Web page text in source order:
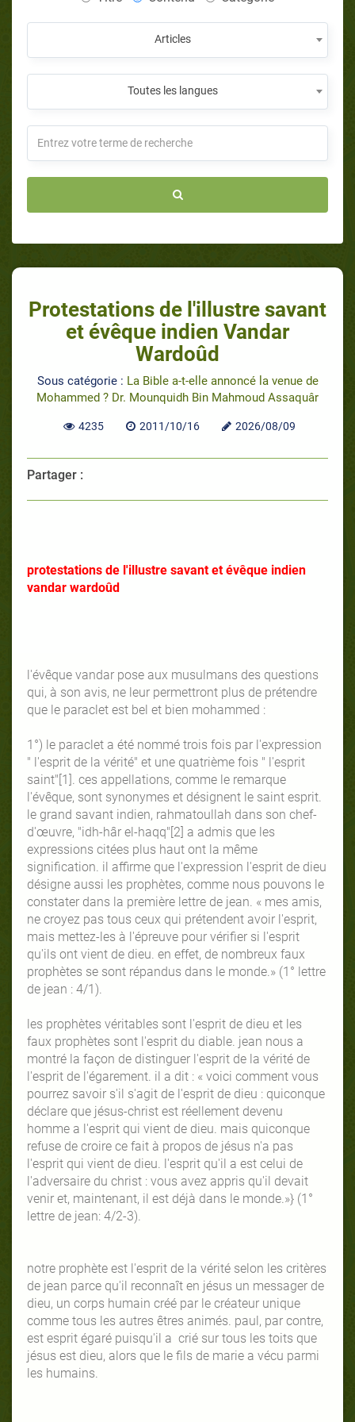
Articles
Toutes les langues
Protestations de l'illustre savant
et évêque indien Vandar
Wardoûd
Sous catégorie : La Bible a-t-elle annoncé la venue de
Mohammed ? Dr. Mounquidh Bin Mahmoud Assaquâr
4235 2011/10/16 2026/08/09
Partager :
protestations de l'illustre savant et évêque indien
vandar wardoûd
l'évêque vandar pose aux musulmans des questions
qui, à son avis, ne leur permettront plus de prétendre
que le paraclet est bel et bien mohammed :
1°) le paraclet a été nommé trois fois par l'expression
" l'esprit de la vérité" et une quatrième fois " l'esprit
saint"[1]. ces appellations, comme le remarque
l'évêque, sont synonymes et désignent le saint esprit.
le grand savant indien, rahmatoullah dans son chef-
d'œuvre, "idh-hâr el-haqq"[2] a admis que les
expressions citées plus haut ont la même
signification. il affirme que l'expression l'esprit de dieu
désigne aussi les prophètes, comme nous pouvons le
constater dans la première lettre de jean. « mes amis,
ne croyez pas tous ceux qui prétendent avoir l'esprit,
mais mettez-les à l'épreuve pour vérifier si l'esprit
qu'ils ont vient de dieu. en effet, de nombreux faux
prophètes se sont répandus dans le monde.» (1° lettre
de jean : 4/1).
les prophètes véritables sont l'esprit de dieu et les
faux prophètes sont l'esprit du diable. jean nous a
montré la façon de distinguer l'esprit de la vérité de
l'esprit de l'égarement. il a dit : « voici comment vous
pourrez savoir s'il s'agit de l'esprit de dieu : quiconque
déclare que jésus-christ est réellement devenu
homme a l'esprit qui vient de dieu. mais quiconque
refuse de croire ce fait à propos de jésus n'a pas
l'esprit qui vient de dieu. l'esprit qu'il a est celui de
l'adversaire du christ : vous avez appris qu'il devait
venir et, maintenant, il est déjà dans le monde.»} (1°
lettre de jean: 4/2-3).
notre prophète est l'esprit de la vérité selon les critères
de jean parce qu'il reconnaît en jésus un messager de
dieu, un corps humain créé par le créateur unique
comme tous les autres êtres animés. paul, par contre,
est esprit égaré puisqu'il a crié sur tous les toits que
jésus est dieu, alors que le fils de marie a vécu parmi
les humains.